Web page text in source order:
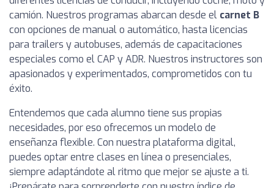
camión. Nuestros programas abarcan desde el carnet B
con opciones de manual o automático, hasta licencias
para trailers y autobuses, además de capacitaciones
especiales como el CAP y ADR. Nuestros instructores son
apasionados y experimentados, comprometidos con tu
éxito.
Entendemos que cada alumno tiene sus propias
necesidades, por eso ofrecemos un modelo de
enseñanza flexible. Con nuestra plataforma digital,
puedes optar entre clases en línea o presenciales,
siempre adaptándote al ritmo que mejor se ajuste a ti.